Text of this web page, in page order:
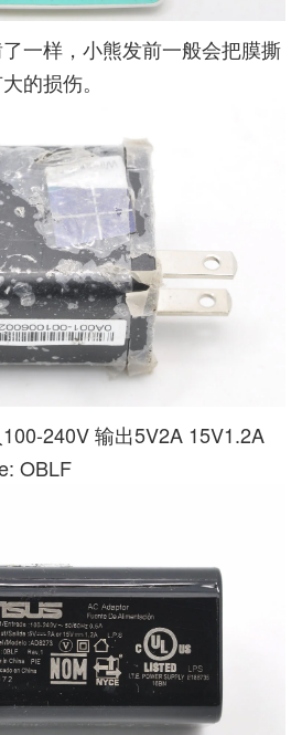
一样，小熊发前一般会把膜撕
的损伤。
240V 输出5V2A 15V1.2A
OBLF